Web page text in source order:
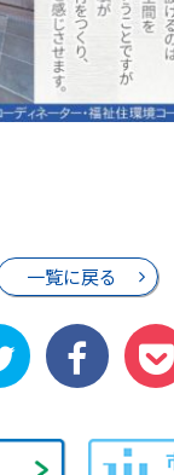
一覧に戻る